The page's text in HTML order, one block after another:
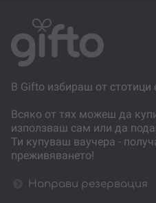
В Gifto избираш от
Всяко от тях можеш да
използваш сам или да
Ти купуваш ваучера -
преживяването!
Направи резервация